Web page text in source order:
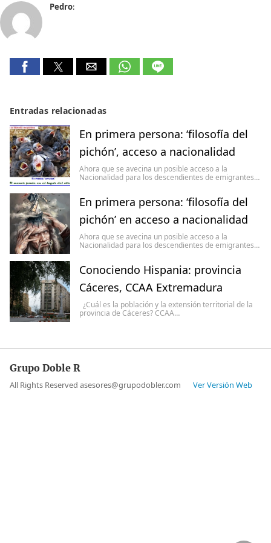
Pedro:
Entradas relacionadas
En primera persona: ‘filosofía del
pichón’, acceso a nacionalidad
Ahora que se avecina un posible acceso a la
Nacionalidad para los descendientes de emigrantes…
En primera persona: ‘filosofía del
pichón’ en acceso a nacionalidad
Ahora que se avecina un posible acceso a la
Nacionalidad para los descendientes de emigrantes…
Conociendo Hispania: provincia
Cáceres, CCAA Extremadura
¿Cuál es la población y la extensión territorial de la
provincia de Cáceres? CCAA…
Grupo Doble R
All Rights Reserved asesores@grupodobler.com Ver Versión Web